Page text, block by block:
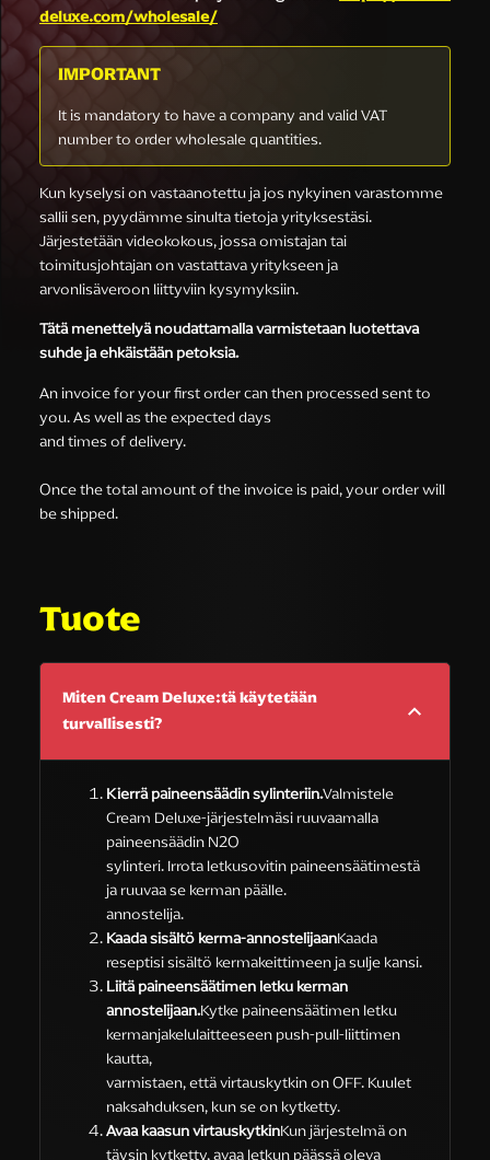
deluxe.com/wholesale/
IMPORTANT
It is mandatory to have a company and valid VAT
number to order wholesale quantities.
Kun kyselysi on vastaanotettu ja jos nykyinen varastomme
sallii sen, pyydämme sinulta tietoja yrityksestäsi.
Järjestetään videokokous, jossa omistajan tai
toimitusjohtajan on vastattava yritykseen ja
arvonlisäveroon liittyviin kysymyksiin.
Tätä menettelyä noudattamalla varmistetaan luotettava
suhde ja ehkäistään petoksia.
An invoice for your first order can then processed sent to
you. As well as the expected days
and times of delivery.
Once the total amount of the invoice is paid, your order will
be shipped.
Tuote
Miten Cream Deluxe:tä käytetään
turvallisesti?
Kierrä paineensäädin sylinteriin.Valmistele
Cream Deluxe-järjestelmäsi ruuvaamalla
paineensäädin N2O
sylinteri. Irrota letkusovitin paineensäätimestä
ja ruuvaa se kerman päälle.
annostelija.
Kaada sisältö kerma-annostelijaanKaada
reseptisi sisältö kermakeittimeen ja sulje kansi.
Liitä paineensäätimen letku kerman
annostelijaan.Kytke paineensäätimen letku
kermanjakelulaitteeseen push-pull-liittimen
kautta,
varmistaen, että virtauskytkin on OFF. Kuulet
naksahduksen, kun se on kytketty.
Avaa kaasun virtauskytkinKun järjestelmä on
täysin kytketty, avaa letkun päässä oleva